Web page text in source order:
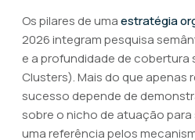
Os pilares de umaestratégia
2026 integram pesquisa
e a profundidade de cobertura
Clusters). Mais do que apenas
sucesso depende de
sobre o nicho de atuação
uma referência pelos